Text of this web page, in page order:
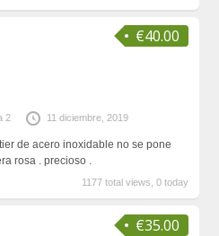
€40.00
2 11 diciembre, 2019
de acero inoxidable no se pone
rosa . precioso .
1177 total views, 0 today
€35.00